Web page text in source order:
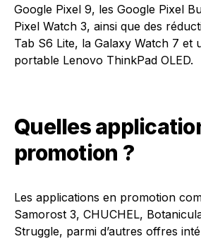
Google Pixel 9, les Google Pixel
Pixel Watch 3, ainsi que des
Tab S6 Lite, la Galaxy Watch 7 et
portable Lenovo ThinkPad OLED.
Quelles
promotion ?
Les applications en promotion
Samorost 3, CHUCHEL,
Struggle, parmi d’autres offres